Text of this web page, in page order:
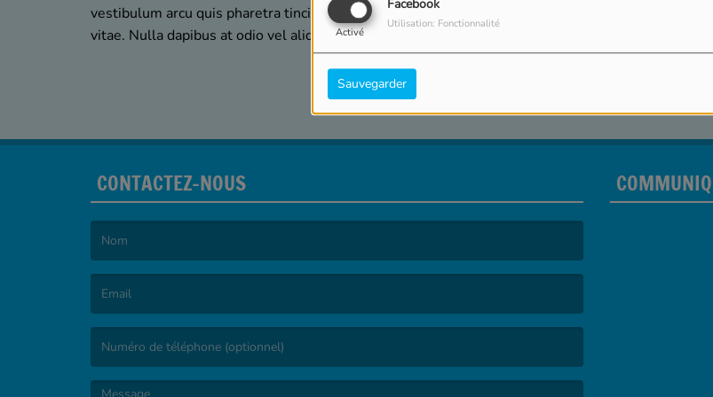
Facebook
Activé
Utilisation: Fonctionnalité
Sauvegarder
vestibulum arcu quis pharetra tincidunt. Ut molestie sollicitudin quam, ultrices lobortis magna
vitae. Nulla dapibus at odio vel aliquet.
CONTACTEZ-NOUS